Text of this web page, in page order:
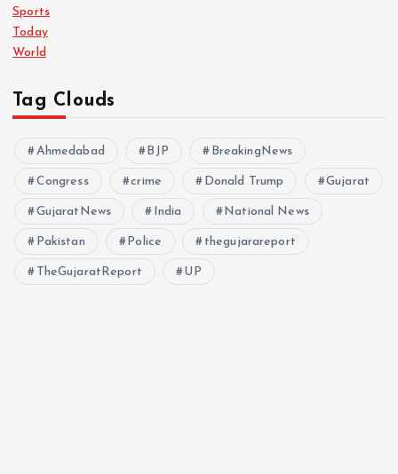
Sports
Today
World
Tag Clouds
Ahmedabad BJP BreakingNews
Congress crime Donald Trump Gujarat
GujaratNews India National News
Pakistan Police thegujarareport
TheGujaratReport UP